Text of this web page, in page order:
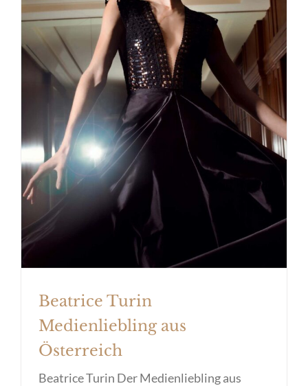
Beatrice Turin Medienliebling aus
Österreich
Beatrice Turin
Medienliebling aus
Österreich
Beatrice Turin Der Medienliebling aus